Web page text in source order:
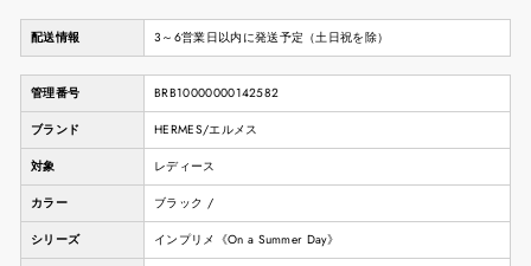
配送情報 3～6営業日以内に発送予定（土日祝を除）
管理番号 BRB10000000142582
ブランド HERMES/エルメス
対象 レディース
カラー ブラック /
シリーズ インプリメ《On a Summer Day》